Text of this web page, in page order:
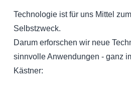
Technologie ist für uns Mittel
Selbstzweck.
Darum erforschen wir neue
sinnvolle Anwendungen - ganz
Kästner: